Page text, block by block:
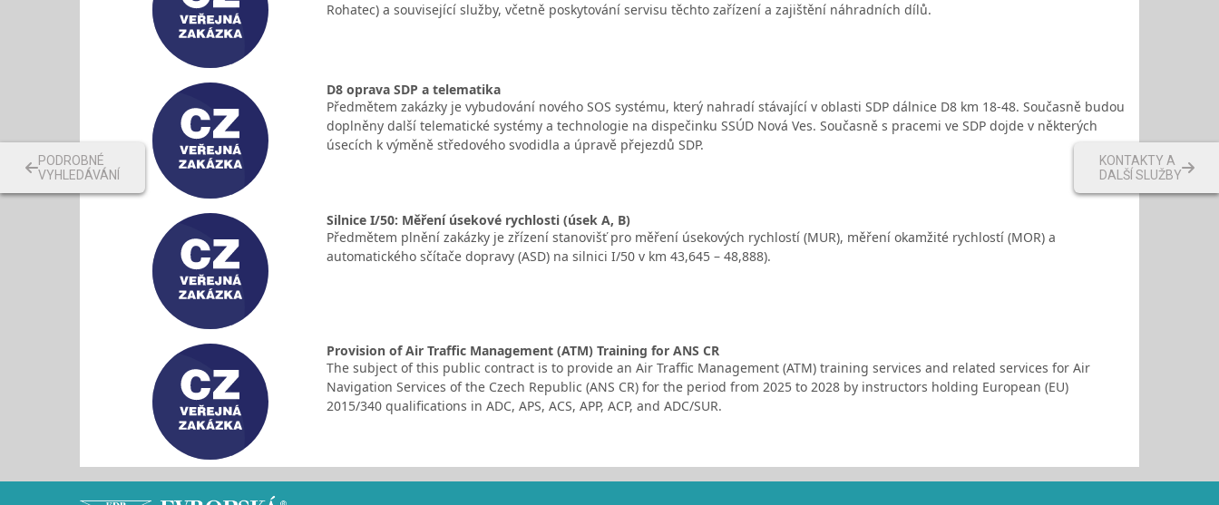
Rohatec) a související služby, včetně poskytování servisu těchto zařízení a zajištění náhradních dílů.
D8 oprava SDP a telematika
Předmětem zakázky je vybudování nového SOS systému, který nahradí stávající v oblasti SDP dálnice D8 km 18-48. Současně budou
doplněny další telematické systémy a technologie na dispečinku SSÚD Nová Ves. Současně s pracemi ve SDP dojde v některých
úsecích k výměně středového svodidla a úpravě přejezdů SDP.
Silnice I/50: Měření úsekové rychlosti (úsek A, B)
Předmětem plnění zakázky je zřízení stanovišť pro měření úsekových rychlostí (MUR), měření okamžité rychlostí (MOR) a
automatického sčítače dopravy (ASD) na silnici I/50 v km 43,645 – 48,888).
Provision of Air Traffic Management (ATM) Training for ANS CR
The subject of this public contract is to provide an Air Traffic Management (ATM) training services and related services for Air
Navigation Services of the Czech Republic (ANS CR) for the period from 2025 to 2028 by instructors holding European (EU)
2015/340 qualifications in ADC, APS, ACS, APP, ACP, and ADC/SUR.
KONTAKTY A
DALŠÍ SLUŽBY
PODROBNÉ
VYHLEDÁVÁNÍ